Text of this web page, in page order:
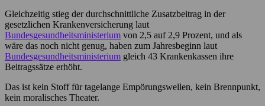
Gleichzeitig stieg der durchschnittliche Zusatzbeitrag in der
gesetzlichen Krankenversicherung laut
Bundesgesundheitsministerium von 2,5 auf 2,9 Prozent, und als
wäre das noch nicht genug, haben zum Jahresbeginn laut
Bundesgesundheitsministerium gleich 43 Krankenkassen ihre
Beitragssätze erhöht.
Das ist kein Stoff für tagelange Empörungswellen, kein Brennpunkt,
kein moralisches Theater.